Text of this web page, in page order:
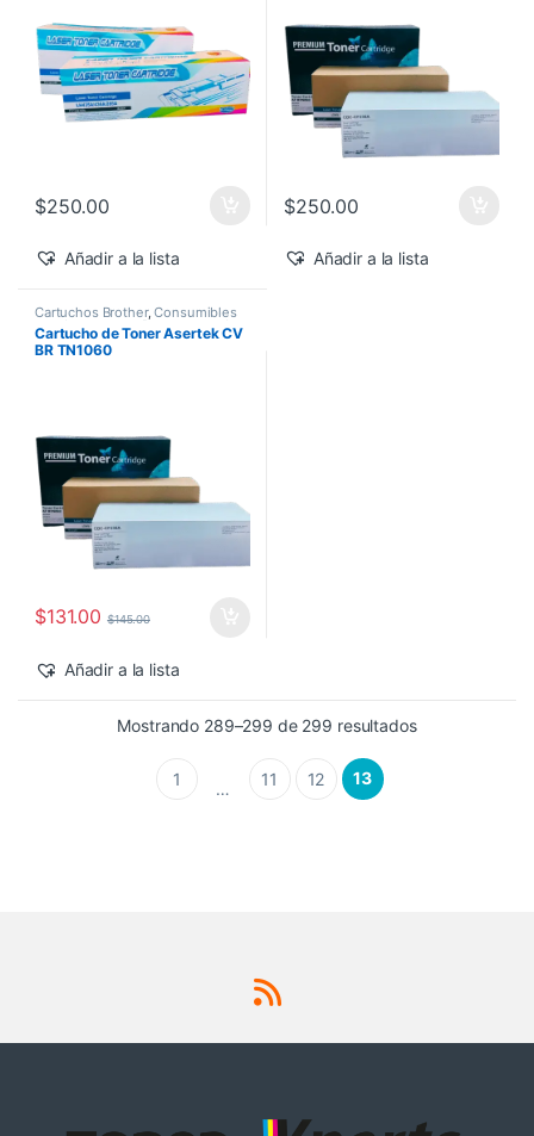
$250.00
Añadir a la lista
$250.00
Añadir a la lista
Cartuchos Brother,Consumibles
para Impresoras Descuentos de
la Semana ,Descuentos del MES,
Toner Asertek
Cartucho de Toner Asertek CV
BR TN1060
$131.00 $145.00
Añadir a la lista
Mostrando 289–299 de 299 resultadosSorted by
1 … 11 12 13